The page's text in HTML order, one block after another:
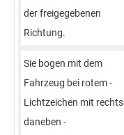
der ­freigegebenen
Richtung.
Sie bogen­ mit dem
Fahrzeug­ bei rotem ­
Lichtzeichen mit ­rechts
daneben ­